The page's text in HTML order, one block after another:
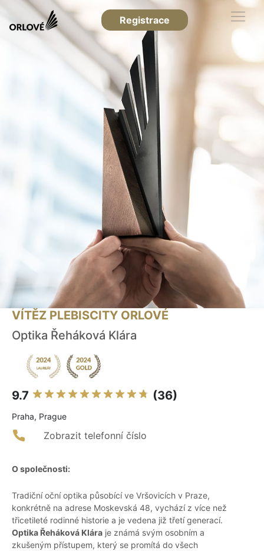
Registrace
VÍTĚZ PLEBISCITY ORLOVÉ
Optika Řeháková Klára
9.7 (36)
Praha, Prague
Zobrazit telefonní číslo
O společnosti:
Tradiční oční optika působící ve Vršovicích v Praze,
konkrétně na adrese Moskevská 48, vychází z více než
třicetileté rodinné historie a je vedena již třetí generací.
Optika Řeháková Klára je známá svým osobním a
zkušeným přístupem, který se promítá do všech